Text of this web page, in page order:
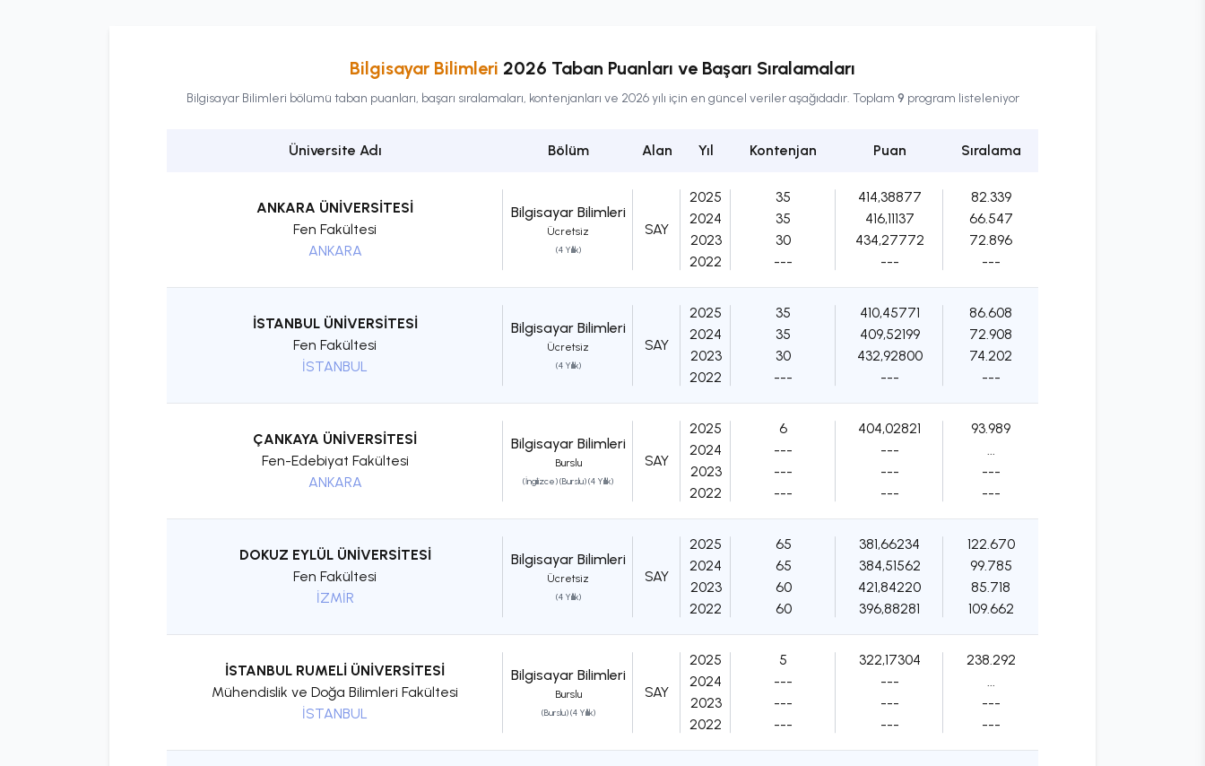
Bilgisayar Bilimleri 2026 Taban Puanları ve Başarı Sıralamaları
Bilgisayar Bilimleri bölümü taban puanları, başarı sıralamaları, kontenjanları ve 2026 yılı için en güncel veriler aşağıdadır. Toplam 9 program listeleniyor
Üniversite Adı Bölüm Alan Yıl Kontenjan Puan Sıralama
ANKARA ÜNİVERSİTESİ
Fen Fakültesi
ANKARA
Bilgisayar Bilimleri
Ücretsiz
(4 Yıllık)
SAY
2025
2024
2023
2022
35
35
30
---
414,38877
416,11137
434,27772
---
82.339
66.547
72.896
---
İSTANBUL ÜNİVERSİTESİ
Fen Fakültesi
İSTANBUL
Bilgisayar Bilimleri
Ücretsiz
(4 Yıllık)
SAY
2025
2024
2023
2022
35
35
30
---
410,45771
409,52199
432,92800
---
86.608
72.908
74.202
---
ÇANKAYA ÜNİVERSİTESİ
Fen-Edebiyat Fakültesi
ANKARA
Bilgisayar Bilimleri
Burslu
(İngilizce) (Burslu) (4 Yıllık)
SAY
2025
2024
2023
2022
6
---
---
---
404,02821
---
---
---
93.989
...
---
---
DOKUZ EYLÜL ÜNİVERSİTESİ
Fen Fakültesi
İZMİR
Bilgisayar Bilimleri
Ücretsiz
(4 Yıllık)
SAY
2025
2024
2023
2022
65
65
60
60
381,66234
384,51562
421,84220
396,88281
122.670
99.785
85.718
109.662
İSTANBUL RUMELİ ÜNİVERSİTESİ
Mühendislik ve Doğa Bilimleri Fakültesi
İSTANBUL
Bilgisayar Bilimleri
Burslu
(Burslu) (4 Yıllık)
SAY
2025
2024
2023
2022
5
---
---
---
322,17304
---
---
---
238.292
...
---
---